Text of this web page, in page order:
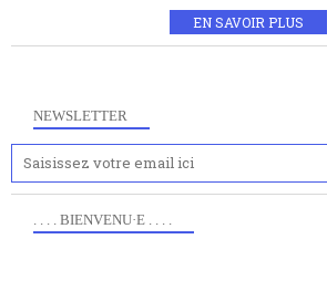
EN SAVOIR PLUS
NEWSLETTER
. . . . BIENVENU·E . . . .